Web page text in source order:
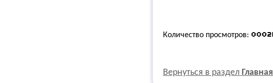
Количество просмотров:
Вернуться в раздел Главная